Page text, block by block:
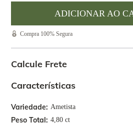
Características
Variedade Ametista
Peso Total 4,80 ct
Compra 100% Segura
Calcule Frete